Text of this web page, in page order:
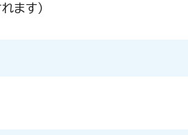
ます）